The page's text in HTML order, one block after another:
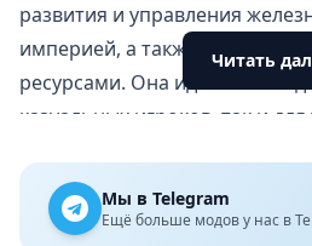
развития и управления
империей, а также
ресурсами. Она идеально
казуальных игроков, так и
Начните свой путь с нуля в
В Train Miner: Idle Railway
Читать
Мы в Telegram
Ещё больше модов у нас в